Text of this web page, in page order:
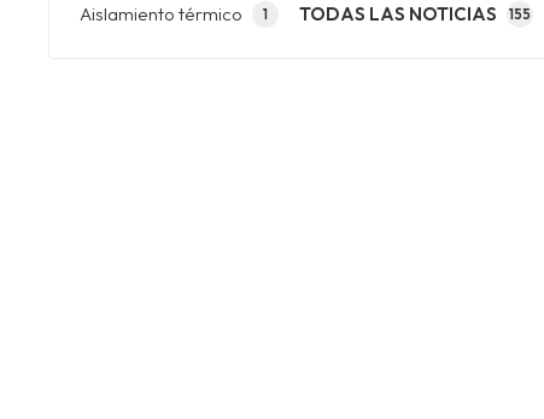
TODAS LAS NOTICIAS 155
Aislamiento térmico 1